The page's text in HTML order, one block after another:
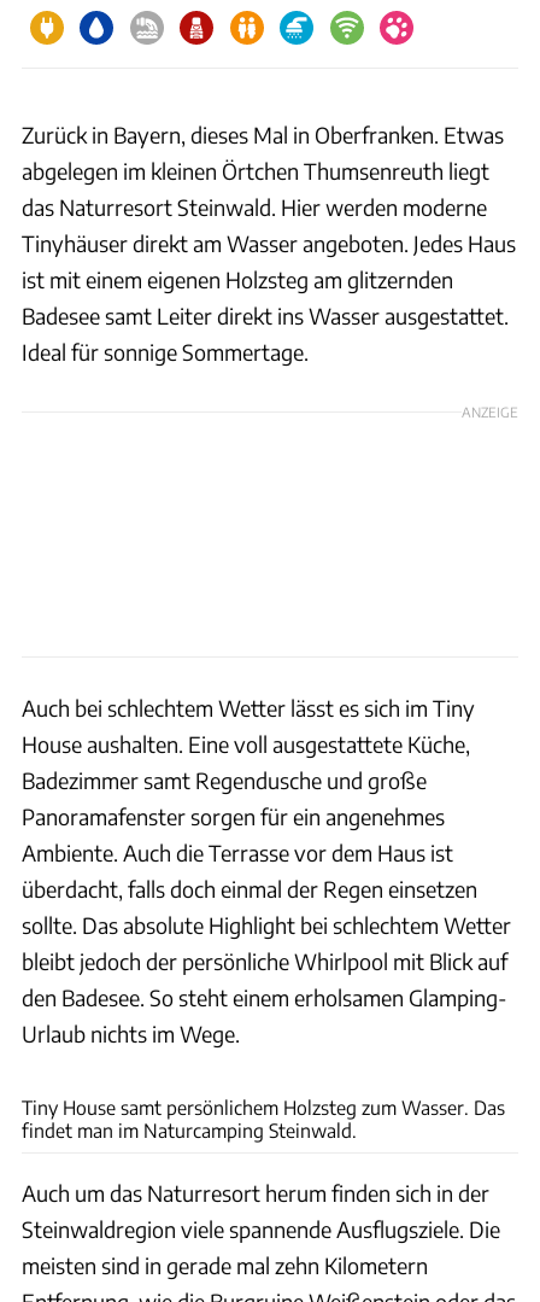
Zurück in Bayern, dieses Mal in Oberfranken. Etwas
abgelegen im kleinen Örtchen Thumsenreuth liegt
das Naturresort Steinwald. Hier werden moderne
Tinyhäuser direkt am Wasser angeboten. Jedes Haus
ist mit einem eigenen Holzsteg am glitzernden
Badesee samt Leiter direkt ins Wasser ausgestattet.
Ideal für sonnige Sommertage.
ANZEIGE
Auch bei schlechtem Wetter lässt es sich im Tiny
House aushalten. Eine voll ausgestattete Küche,
Badezimmer samt Regendusche und große
Panoramafenster sorgen für ein angenehmes
Ambiente. Auch die Terrasse vor dem Haus ist
überdacht, falls doch einmal der Regen einsetzen
sollte. Das absolute Highlight bei schlechtem Wetter
bleibt jedoch der persönliche Whirlpool mit Blick auf
den Badesee. So steht einem erholsamen Glamping-
Urlaub nichts im Wege.
Tiny House samt persönlichem Holzsteg zum Wasser. Das
findet man im Naturcamping Steinwald.
Auch um das Naturresort herum finden sich in der
Steinwaldregion viele spannende Ausflugsziele. Die
meisten sind in gerade mal zehn Kilometern